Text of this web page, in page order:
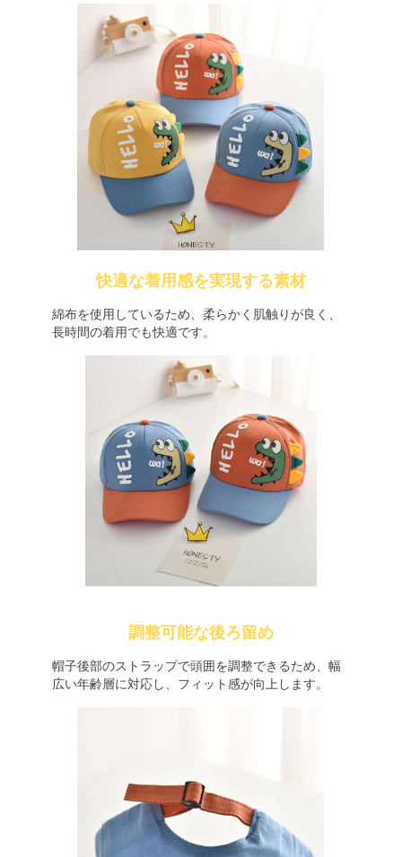
快適な着用感を実現する素材
綿布を使用しているため、柔らかく肌触りが良く、
長時間の着用でも快適です。
調整可能な後ろ留め
帽子後部のストラップで頭囲を調整できるため、幅
広い年齢層に対応し、フィット感が向上します。